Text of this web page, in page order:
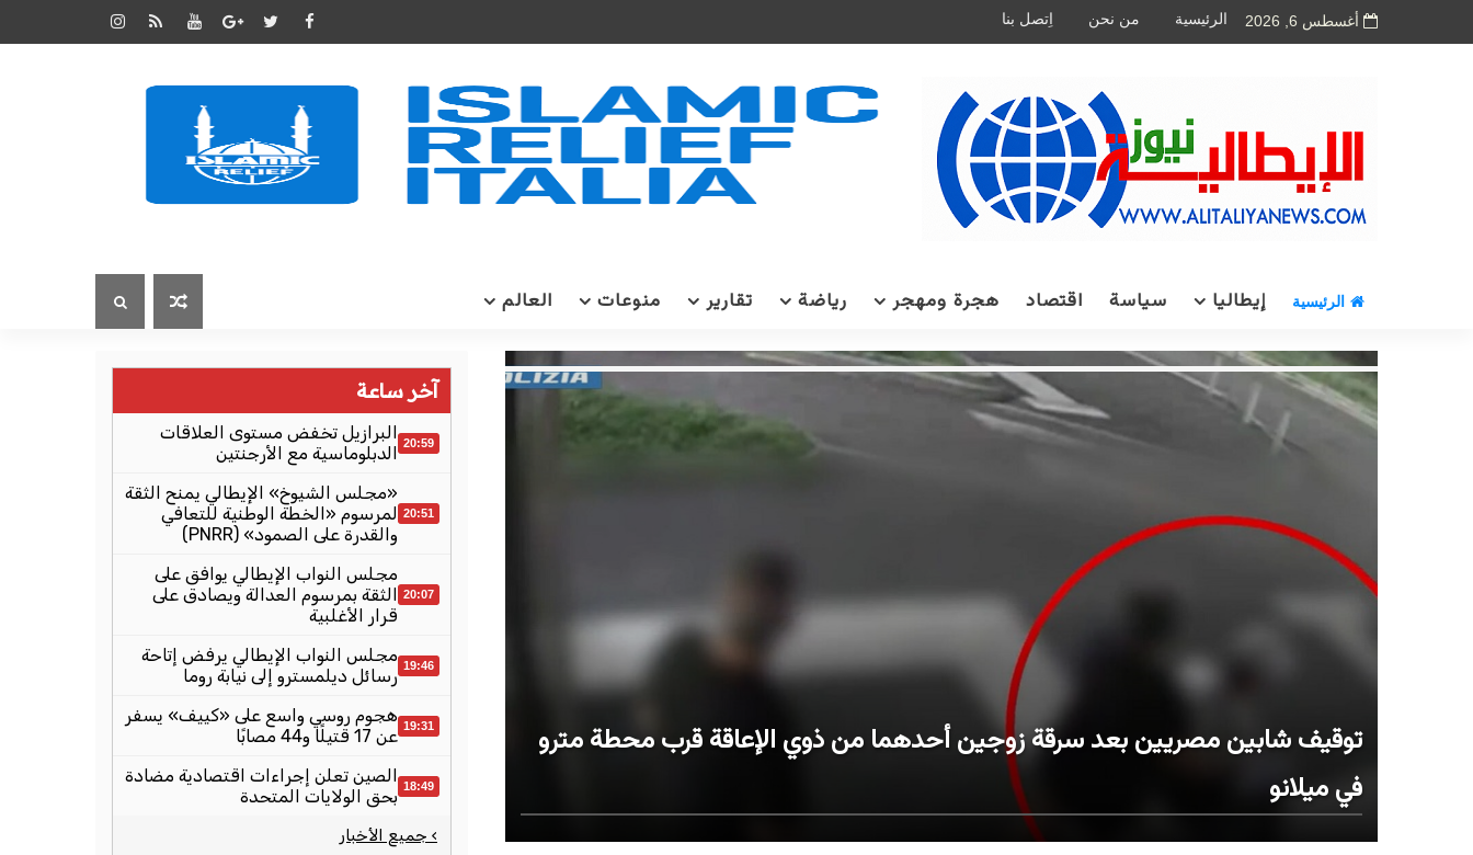
أغسطس 6, 2026 الرئيسية من نحن اِتصل بنا
الرئيسية إيطاليا سياسة اقتصاد هجرة ومهجر رياضة تقارير منوعات العالم
توقيف شابين مصريين بعد سرقة زوجين أحدهما من ذوي الإعاقة قرب محطة مترو
في ميلانو
آخر ساعة
20:59 البرازيل تخفض مستوى العلاقات
الدبلوماسية مع الأرجنتين
20:51
«مجلس الشيوخ» الإيطالي يمنح الثقة
لمرسوم «الخطة الوطنية للتعافي
والقدرة على الصمود» (PNRR)
20:07
مجلس النواب الإيطالي يوافق على
الثقة بمرسوم العدالة ويصادق على
قرار الأغلبية
19:46 مجلس النواب الإيطالي يرفض إتاحة
رسائل ديلمسترو إلى نيابة روما
19:31 هجوم روسي واسع على «كييف» يسفر
عن 17 قتيلًا و44 مصابًا
18:49 الصين تعلن إجراءات اقتصادية مضادة
بحق الولايات المتحدة
› جميع الأخبار